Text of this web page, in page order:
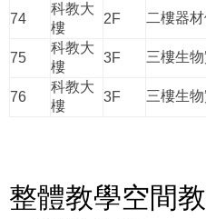
74
科教大
樓
2F 二樓器
75
科教大
樓
3F 三樓生
76
科教大
樓
3F 三樓生
整體教學空間